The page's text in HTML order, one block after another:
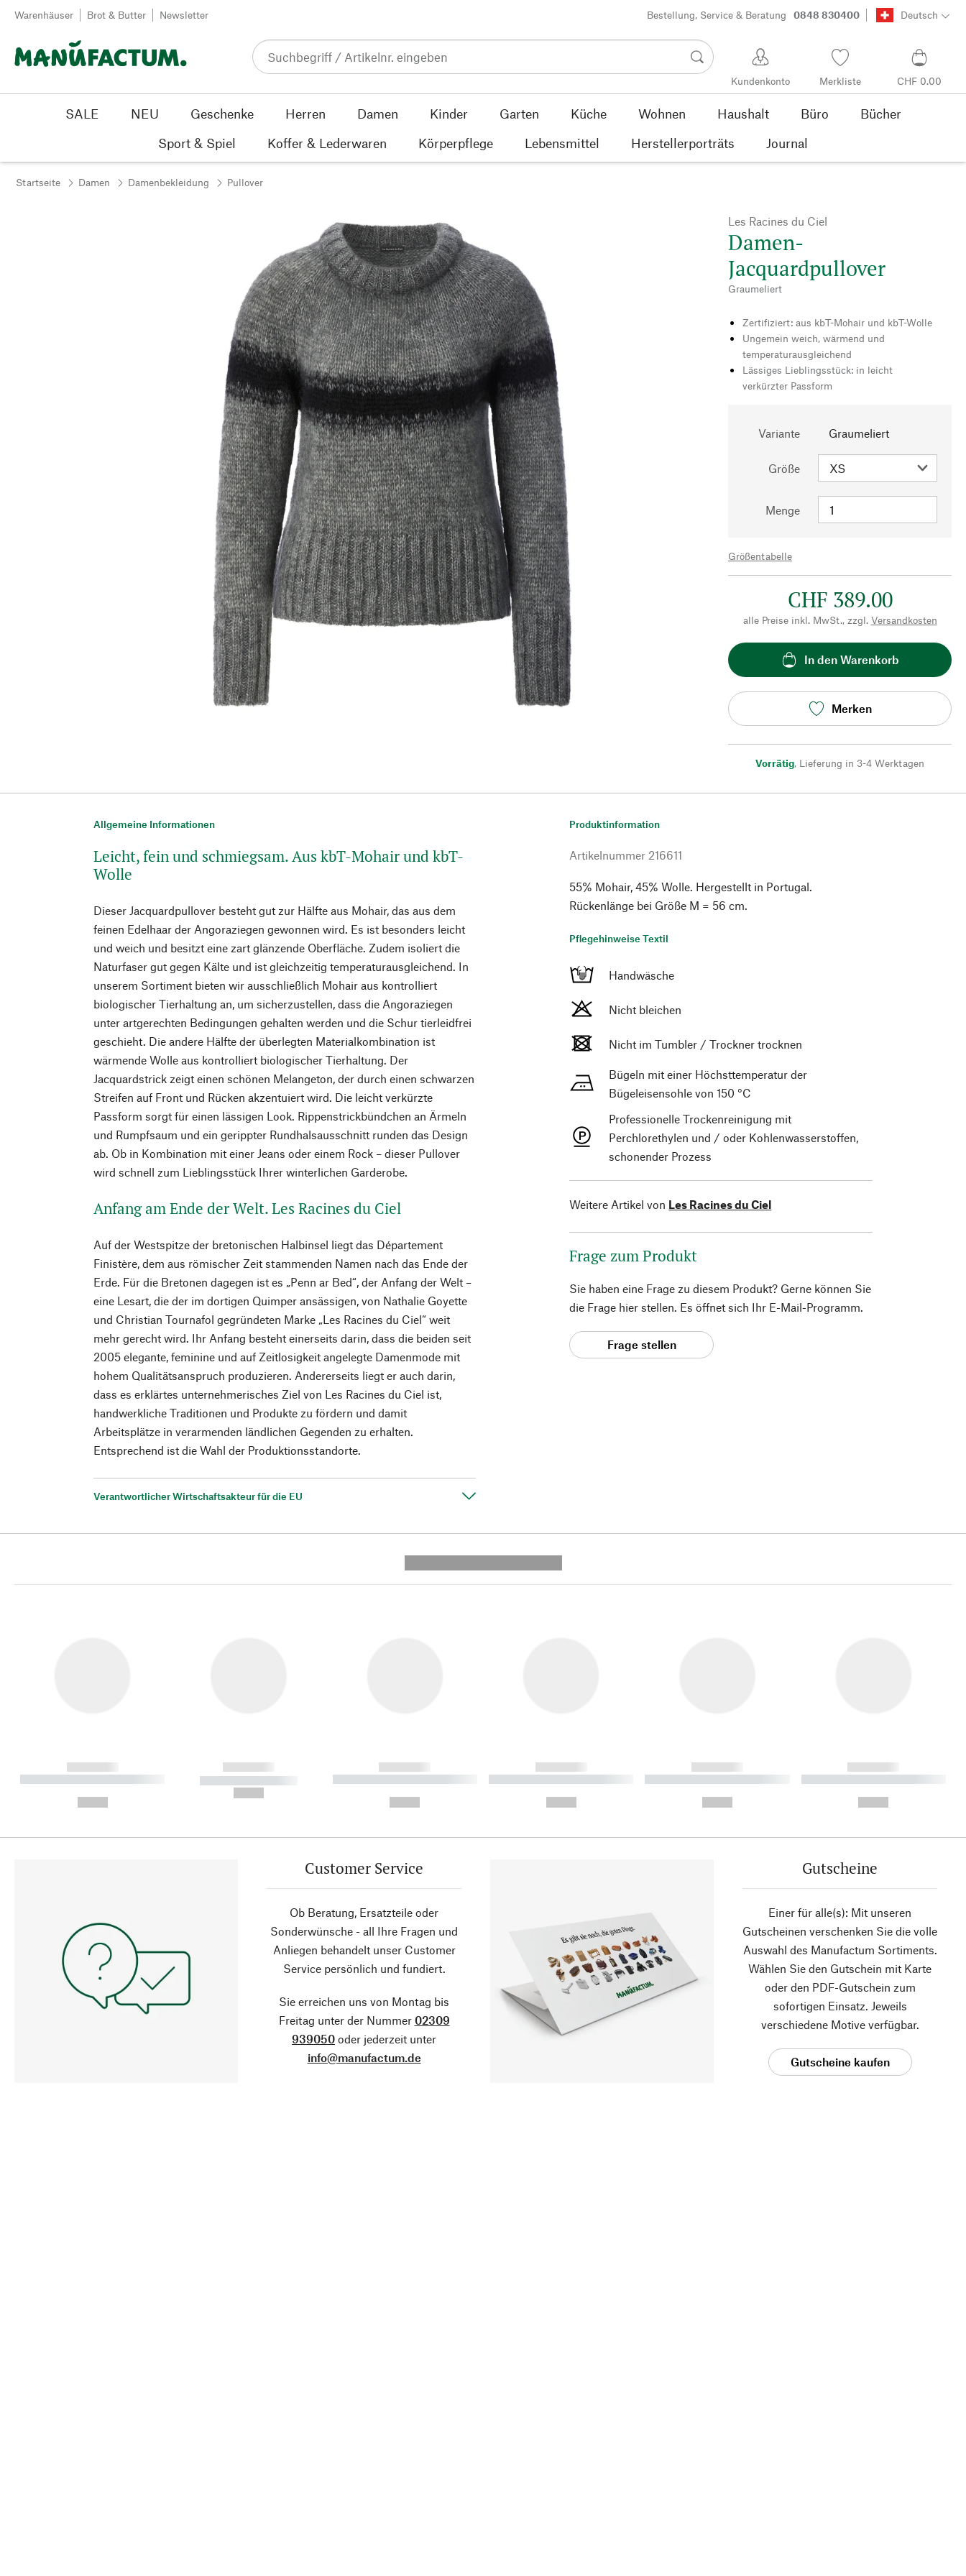
Zum Inhalt springen
Warenhäuser Brot & Butter Newsletter Bestellung, Service & Beratung 0848 830400 Deutsch
Kundenkonto Merkliste CHF 0.00
SALE NEU Geschenke Herren Damen Kinder Garten Küche Wohnen Haushalt Büro
Bücher
Sport & Spiel
Koffer & Lederwaren Körperpflege Lebensmittel Herstellerporträts Journal
Startseite Damen Damenbekleidung Pullover
Les Racines du Ciel
Damen-
Jacquardpullover
Graumeliert
Zertifiziert: aus kbT-Mohair und kbT-Wolle
Ungemein weich, wärmend und
temperaturausgleichend
Lässiges Lieblingsstück: in leicht
verkürzter Passform
Variante Graumeliert
Größe
Menge
Größentabelle
CHF 389.00
alle Preise inkl. MwSt., zzgl. Versandkosten
In den Warenkorb
Merken
Vorrätig, Lieferung in 3-4 Werktagen
Allgemeine Informationen
Leicht, fein und schmiegsam. Aus kbT-Mohair und kbT-
Wolle
Dieser Jacquardpullover besteht gut zur Hälfte aus Mohair, das aus dem
feinen Edelhaar der Angoraziegen gewonnen wird. Es ist besonders leicht
und weich und besitzt eine zart glänzende Oberfläche. Zudem isoliert die
Naturfaser gut gegen Kälte und ist gleichzeitig temperaturausgleichend. In
unserem Sortiment bieten wir ausschließlich Mohair aus kontrolliert
biologischer Tierhaltung an, um sicherzustellen, dass die Angoraziegen
unter artgerechten Bedingungen gehalten werden und die Schur tierleidfrei
geschieht. Die andere Hälfte der überlegten Materialkombination ist
wärmende Wolle aus kontrolliert biologischer Tierhaltung. Der
Jacquardstrick zeigt einen schönen Melangeton, der durch einen schwarzen
Streifen auf Front und Rücken akzentuiert wird. Die leicht verkürzte
Passform sorgt für einen lässigen Look. Rippenstrickbündchen an Ärmeln
und Rumpfsaum und ein gerippter Rundhalsausschnitt runden das Design
ab. Ob in Kombination mit einer Jeans oder einem Rock – dieser Pullover
wird schnell zum Lieblingsstück Ihrer winterlichen Garderobe.
Anfang am Ende der Welt. Les Racines du Ciel
Auf der Westspitze der bretonischen Halbinsel liegt das Département
Finistère, dem aus römischer Zeit stammenden Namen nach das Ende der
Erde. Für die Bretonen dagegen ist es „Penn ar Bed“, der Anfang der Welt –
eine Lesart, die der im dortigen Quimper ansässigen, von Nathalie Goyette
und Christian Tournafol gegründeten Marke „Les Racines du Ciel“ weit
mehr gerecht wird. Ihr Anfang besteht einerseits darin, dass die beiden seit
2005 elegante, feminine und auf Zeitlosigkeit angelegte Damenmode mit
hohem Qualitätsanspruch produzieren. Andererseits liegt er auch darin,
dass es erklärtes unternehmerisches Ziel von Les Racines du Ciel ist,
handwerkliche Traditionen und Produkte zu fördern und damit
Arbeitsplätze in verarmenden ländlichen Gegenden zu erhalten.
Entsprechend ist die Wahl der Produktionsstandorte.
Verantwortlicher Wirtschaftsakteur für die EU
Produktinformation
Artikelnummer 216611
55% Mohair, 45% Wolle. Hergestellt in Portugal.
Rückenlänge bei Größe M = 56 cm.
Pflegehinweise Textil
Handwäsche
Nicht bleichen
Nicht im Tumbler / Trockner trocknen
Bügeln mit einer Höchsttemperatur der
Bügeleisensohle von 150 °C
Professionelle Trockenreinigung mit
Perchlorethylen und / oder Kohlenwasserstoffen,
schonender Prozess
Weitere Artikel von Les Racines du Ciel
Frage zum Produkt
Sie haben eine Frage zu diesem Produkt? Gerne können Sie
die Frage hier stellen. Es öffnet sich Ihr E-Mail-Programm.
Frage stellen
------------
----------- ----------- ----------
------------
----------- -----------
------------
----------- ----------- ----------
------------
----------- ----------- ----------
------------
----------- ----------- ----------
------------
----------- ----------- ----------
Customer Service
Ob Beratung, Ersatzteile oder
Sonderwünsche - all Ihre Fragen und
Anliegen behandelt unser Customer
Service persönlich und fundiert.
Sie erreichen uns von Montag bis
Freitag unter der Nummer 02309
939050 oder jederzeit unter
info@manufactum.de
Gutscheine
Einer für alle(s): Mit unseren
Gutscheinen verschenken Sie die volle
Auswahl des Manufactum Sortiments.
Wählen Sie den Gutschein mit Karte
oder den PDF-Gutschein zum
sofortigen Einsatz. Jeweils
verschiedene Motive verfügbar.
Gutscheine kaufen